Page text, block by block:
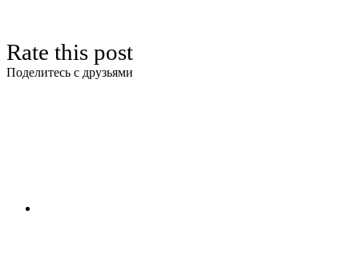
Rate this post
Поделитесь с друзьями